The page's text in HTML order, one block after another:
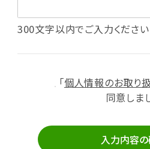
・投稿したクチコミ情報、
・メールマガジン、お知ら
（2）ユーザーからのお問
せの内容確認、返答
・当サービスの品質改善
300文字以内でご入力ください
「個人情報のお取り
同意しま
入力内容